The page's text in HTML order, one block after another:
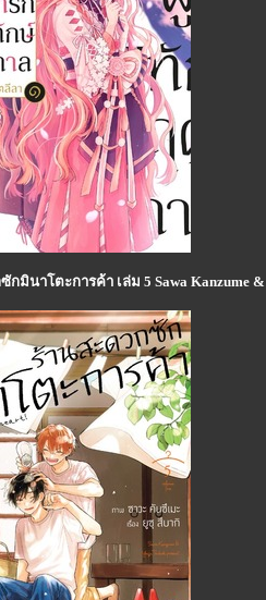
กมินาโตะการค้า เล่ม 5 Sawa Kanzume